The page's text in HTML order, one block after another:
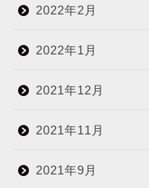
2022年2月
2022年1月
2021年12月
2021年11月
2021年9月